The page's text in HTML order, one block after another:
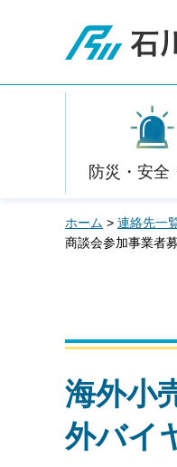
石川県
防災・安全
ホーム > 連絡先一
商談会参加事業者
海外小
外バイ